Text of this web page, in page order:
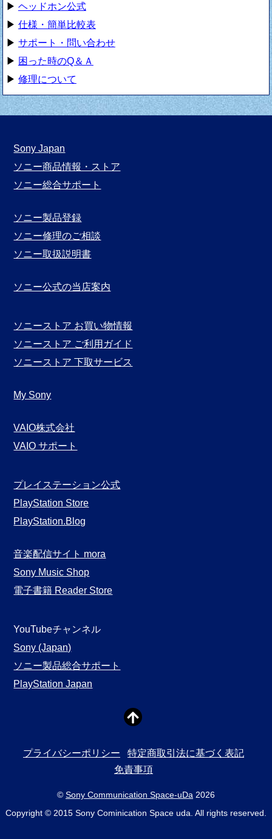
▶ ヘッドホン公式
▶ 仕様・簡単比較表
▶ サポート・問い合わせ
▶ 困った時のQ＆Ａ
▶ 修理について
Sony Japan
ソニー商品情報・ストア
ソニー総合サポート
ソニー製品登録
ソニー修理のご相談
ソニー取扱説明書
ソニー公式の当店案内
ソニーストア お買い物情報
ソニーストア ご利用ガイド
ソニーストア 下取サービス
My Sony
VAIO株式会社
VAIO サポート
プレイステーション公式
PlayStation Store
PlayStation.Blog
音楽配信サイト mora
Sony Music Shop
電子書籍 Reader Store
YouTubeチャンネル
Sony (Japan)
ソニー製品総合サポート
PlayStation Japan
プライバシーポリシー
特定商取引法に基づく表記
免責事項
© Sony Communication Space-uDa 2026
Copyright © 2015 Sony Cominication Space uda. All rights reserved.